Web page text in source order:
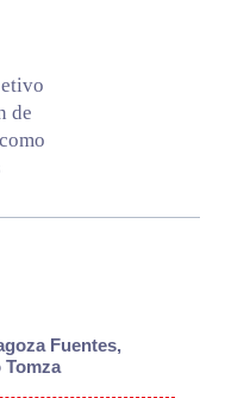
de
Fuentes,